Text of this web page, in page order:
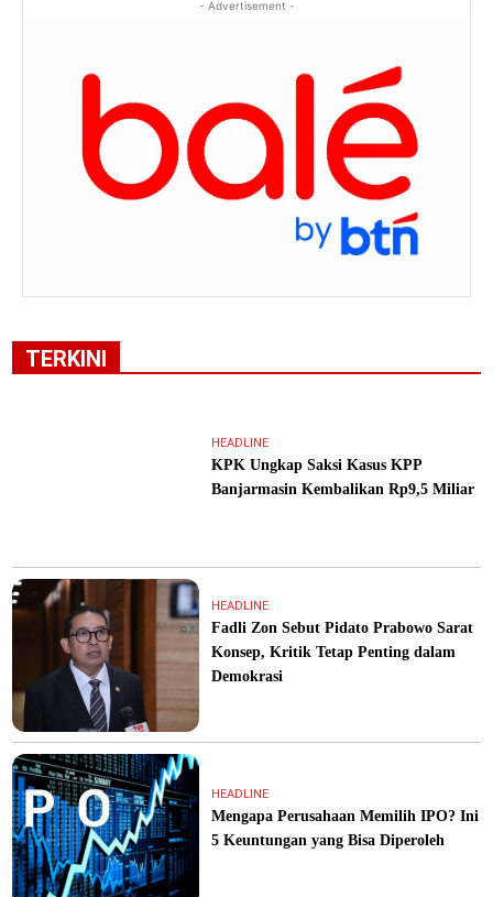
- Advertisement -
TERKINI
HEADLINE
KPK Ungkap Saksi Kasus KPP
Banjarmasin Kembalikan Rp9,5 Miliar
HEADLINE
Fadli Zon Sebut Pidato Prabowo Sarat
Konsep, Kritik Tetap Penting dalam
Demokrasi
HEADLINE
Mengapa Perusahaan Memilih IPO? Ini
5 Keuntungan yang Bisa Diperoleh